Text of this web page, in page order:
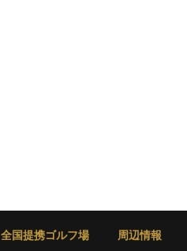
全国提携ゴルフ場 周辺情報